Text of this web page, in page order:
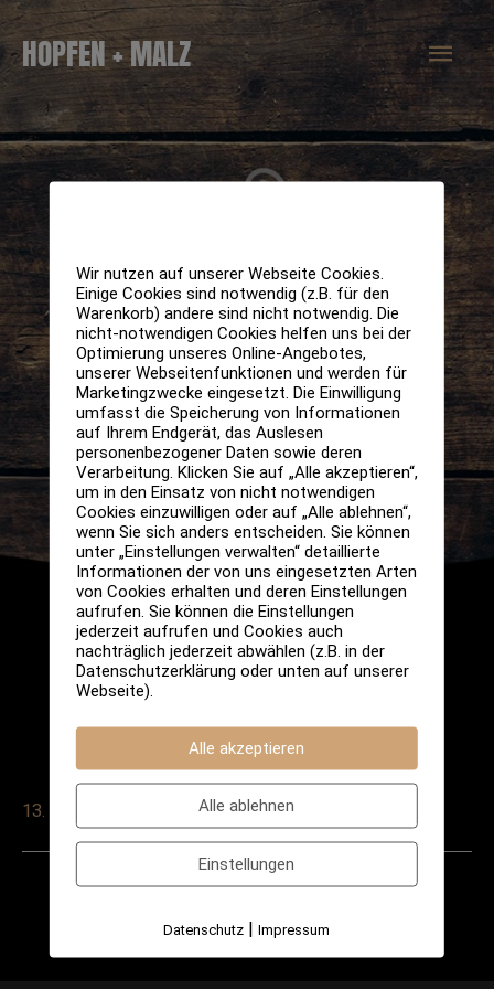
Zum
Inhalt
springen
HOPFEN + MALZ
13. Februar 2025
Veranstaltung
Veranstaltung
Wir nutzen auf unserer Webseite Cookies.
Einige Cookies sind notwendig (z.B. für den
Warenkorb) andere sind nicht notwendig. Die
nicht-notwendigen Cookies helfen uns bei der
Optimierung unseres Online-Angebotes,
unserer Webseitenfunktionen und werden für
Marketingzwecke eingesetzt. Die Einwilligung
umfasst die Speicherung von Informationen
auf Ihrem Endgerät, das Auslesen
personenbezogener Daten sowie deren
Verarbeitung. Klicken Sie auf „Alle akzeptieren“,
um in den Einsatz von nicht notwendigen
Cookies einzuwilligen oder auf „Alle ablehnen“,
wenn Sie sich anders entscheiden. Sie können
unter „Einstellungen verwalten“ detaillierte
Informationen der von uns eingesetzten Arten
von Cookies erhalten und deren Einstellungen
aufrufen. Sie können die Einstellungen
jederzeit aufrufen und Cookies auch
nachträglich jederzeit abwählen (z.B. in der
Datenschutzerklärung oder unten auf unserer
Webseite).
Alle akzeptieren
Alle ablehnen
Einstellungen
Datenschutz |Impressum